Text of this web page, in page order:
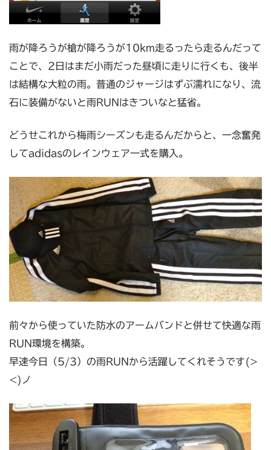
雨が降ろうが槍が降ろうが10km走るったら走るんだって
ことで、2日はまだ小雨だった昼頃に走りに行くも、後半
は結構な大粒の雨。普通のジャージはずぶ濡れになり、流
石に装備がないと雨RUNはきついなと猛省。
どうせこれから梅雨シーズンも走るんだからと、一念奮発
してadidasのレインウェア一式を購入。
前々から使っていた防水のアームバンドと併せて快適な雨
RUN環境を構築。
早速今日（5/3）の雨RUNから活躍してくれそうです(>
<)ノ